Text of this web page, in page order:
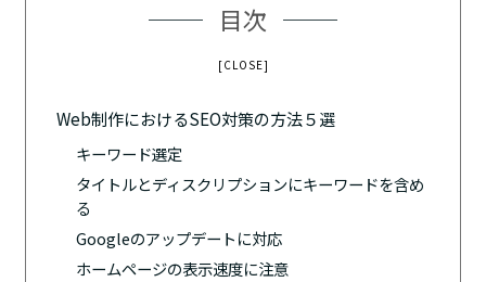
[CLOSE]
目次
Web制作におけるSEO対策の方法５選
キーワード選定
タイトルとディスクリプションにキーワードを含め
る
Googleのアップデートに対応
ホームページの表示速度に注意